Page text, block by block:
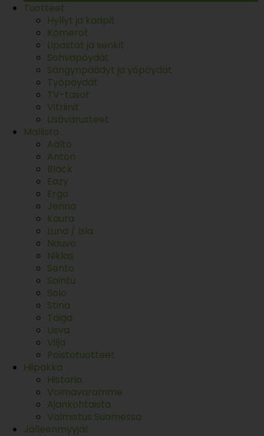
Tuotteet
Hyllyt ja kaapit
Komerot
Lipastot ja senkit
Sohvapöydät
Sängynpäädyt ja yöpöydät
Työpöydät
TV-tasot
Vitriinit
Lisävarusteet
Mallisto
Aalto
Anton
Black
Eazy
Ergo
Jenna
Kaura
Luna / Isla
Nauvo
Niklas
Sento
Sointu
Solo
Stina
Taiga
Usva
Vilja
Poistotuotteet
Hiipakka
Historia
Voimavaramme
Ajankohtaista
Valmistus Suomessa
Jälleenmyyjät